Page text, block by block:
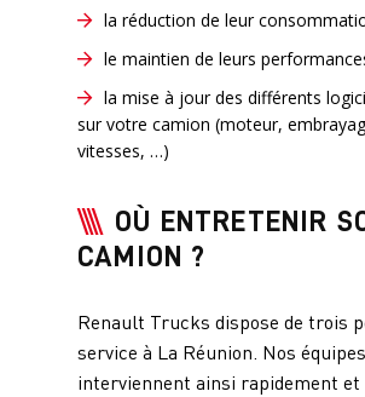
la réduction de leur
le maintien de leurs
la mise à jour des différents
sur votre camion (moteur,
vitesses, …)
OÙ ENTRETENIR
CAMION ?
Renault Trucks dispose de trois
service à La Réunion. Nos équipes
interviennent ainsi rapidement et